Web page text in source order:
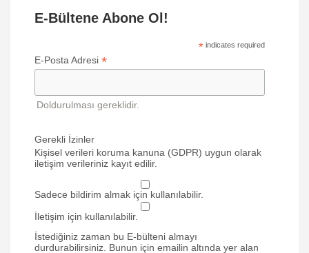
E-Bültene Abone Ol!
* indicates required
E-Posta Adresi *
Doldurulması gereklidir.
Gerekli İzinler
Kişisel verileri koruma kanuna (GDPR) uygun olarak
iletişim verileriniz kayıt edilir.
Sadece bildirim almak için kullanılabilir.
İletişim için kullanılabilir.
İstediğiniz zaman bu E-bülteni almayı
durdurabilirsiniz. Bunun için emailin altında yer alan